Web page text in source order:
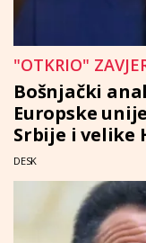
"OTKRIO"
Bošnjački
Europske
Srbije i velike
DESK